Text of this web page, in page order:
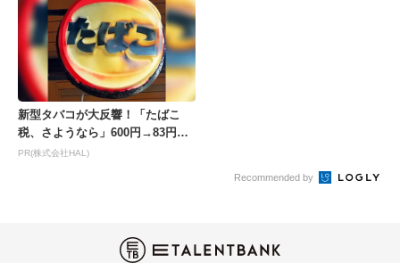
新型タバコが大反響！「たばこ
税、さようなら」600円→83円の
新型が爆売れ
PR(株式会社HAL)
Recommended by